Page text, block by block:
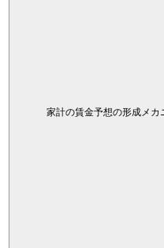
家計の賃金予想の形成メカ